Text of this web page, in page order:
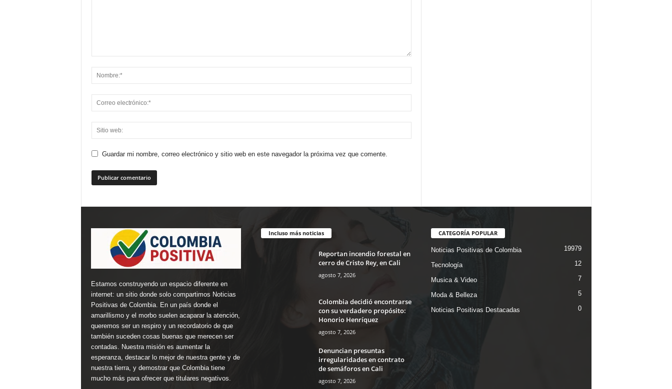
Guardar mi nombre, correo electrónico y sitio web en este navegador la próxima vez que comente.
Estamos construyendo un espacio diferente en
internet: un sitio donde solo compartimos Noticias
Positivas de Colombia. En un país donde el
amarillismo y el morbo suelen acaparar la atención,
queremos ser un respiro y un recordatorio de que
también suceden cosas buenas que merecen ser
contadas. Nuestra misión es aumentar la
esperanza, destacar lo mejor de nuestra gente y de
nuestra tierra, y demostrar que Colombia tiene
mucho más para ofrecer que titulares negativos.
Incluso más noticias
Reportan incendio forestal en
cerro de Cristo Rey, en Cali
agosto 7, 2026
Colombia decidió encontrarse
con su verdadero propósito:
Honorio Henríquez
agosto 7, 2026
Denuncian presuntas
irregularidades en contrato
de semáforos en Cali
agosto 7, 2026
CATEGORÍA POPULAR
Noticias Positivas de Colombia 19979
Tecnología 12
Musica & Video 7
Moda & Belleza 5
Noticias Positivas Destacadas 0